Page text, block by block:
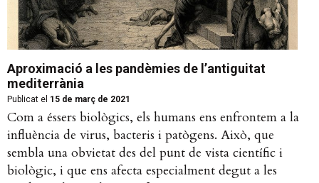
Aproximació a les pandèmies de l’antiguitat
mediterrània
Publicat el 15 de març de 2021
Com a éssers biològics, els humans ens enfrontem a la
influència de virus, bacteris i patògens. Això, que
sembla una obvietat des del punt de vista científic i
biològic, i que ens afecta especialment degut a les